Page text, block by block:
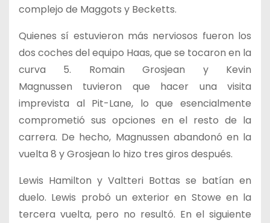
complejo de Maggots y Becketts.
Quienes sí estuvieron más nerviosos fueron los
dos coches del equipo Haas, que se tocaron en la
curva 5. Romain Grosjean y Kevin
Magnussen tuvieron que hacer una visita
imprevista al Pit-Lane, lo que esencialmente
comprometió sus opciones en el resto de la
carrera. De hecho, Magnussen abandonó en la
vuelta 8 y Grosjean lo hizo tres giros después.
Lewis Hamilton y Valtteri Bottas se batían en
duelo. Lewis probó un exterior en Stowe en la
tercera vuelta, pero no resultó. En el siguiente